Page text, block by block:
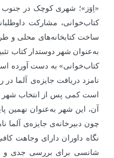
«اِوَز»؛ شهری کوچک در جنوب
کتاب‌خوانی، مشارکت
ساخت کتابخانه‌های محلی و
به‌عنوان شهر دوستدار کتاب
کتاب‌خوانی» به دست آورده
نامزد دریافت جایزه‌ی آلما
است کمی پس از انتخاب شهر
آن، این شهر به‌عنوان نهمین
چون دبیرخانه‌ی جایزه‌ی
نگاه داوران دارای وجاهت
شانسی برای بررسی جدی و